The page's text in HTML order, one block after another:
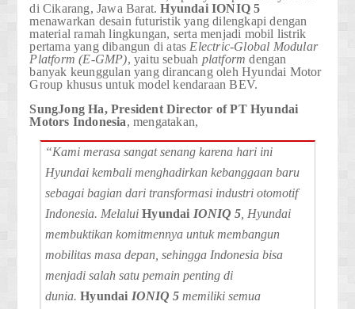
di Cikarang, Jawa Barat.HyundaiIONIQ 5
menawarkan desain futuristik yang dilengkapi dengan
material ramah lingkungan, serta menjadi mobil listrik
pertama yang dibangun di atas Electric-Global Modular
Platform (E-GMP), yaitu sebuah platformdengan
banyak keunggulan yang dirancang oleh Hyundai Motor
Group khusus untuk model kendaraan BEV.
SungJong Ha, President Director of PT Hyundai
Motors Indonesia, mengatakan,
“Kami merasa sangat senang karena hari ini
Hyundai kembali menghadirkan kebanggaan baru
sebagai bagian dari transformasi industri otomotif
Indonesia. MelaluiHyundai IONIQ 5, Hyundai
membuktikan komitmennya untuk membangun
mobilitas masa depan, sehingga Indonesia bisa
menjadi salah satu pemain penting di
dunia.Hyundai IONIQ 5memiliki semua